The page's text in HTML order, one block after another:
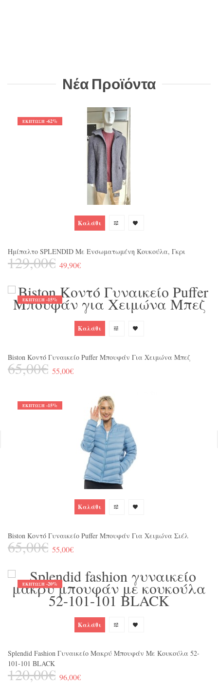
Νέα Προϊόντα
ΈΚΠΤΩΣΗ -62%
Καλάθι
Ημίπαλτο SPLENDID Με Ενσωματωμένη Κουκούλα, Γκρι
129,00€ 49,90€
ΈΚΠΤΩΣΗ -15%
Καλάθι
Biston Κοντό Γυναικείο Puffer Μπουφάν Για Χειμώνα Μπεζ
65,00€ 55,00€
ΈΚΠΤΩΣΗ -15%
Καλάθι
Biston Κοντό Γυναικείο Puffer Μπουφάν Για Χειμώνα Σιέλ
65,00€ 55,00€
ΈΚΠΤΩΣΗ -20%
Καλάθι
Splendid Fashion Γυναικείο Μακρύ Μπουφάν Με Κουκούλα 52-
101-101 BLACK
120,00€ 96,00€